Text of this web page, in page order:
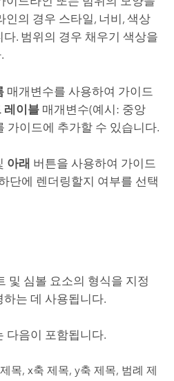
인의 경우 스타일, 너비, 색상
. 범위의 경우 채우기 색상을
매개변수를 사용하여 가이드
레이블매개변수(예시: 중앙
가이드에 추가할 수 있습니다.
아래 버튼을 사용하여 가이드
단에 렌더링할지 여부를 선택
및 심볼 요소의 형식을 지정
는 데 사용됩니다.
다음이 포함됩니다.
목, x축 제목, y축 제목, 범례 제